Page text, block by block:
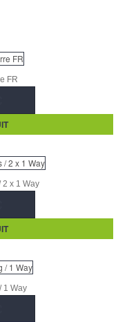
FR
2 x 1 Way
1 Way